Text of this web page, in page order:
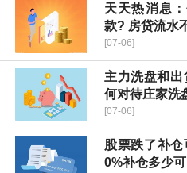
天天热消息
款? 房贷流水
[07-06]
主力洗盘和
何对待庄家洗
[07-06]
股票跌了补
0%补仓多少